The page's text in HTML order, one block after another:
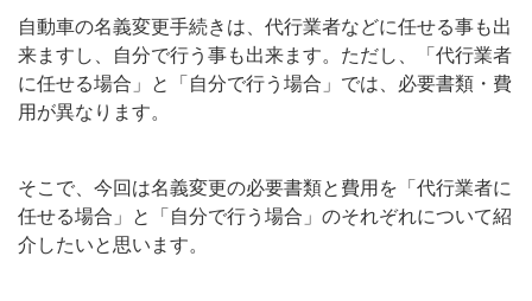
自動車の名義変更手続きは、代行業者などに任せる事も出
来ますし、自分で行う事も出来ます。ただし、「代行業者
に任せる場合」と「自分で行う場合」では、必要書類・費
用が異なります。
そこで、今回は名義変更の必要書類と費用を「代行業者に
任せる場合」と「自分で行う場合」のそれぞれについて紹
介したいと思います。